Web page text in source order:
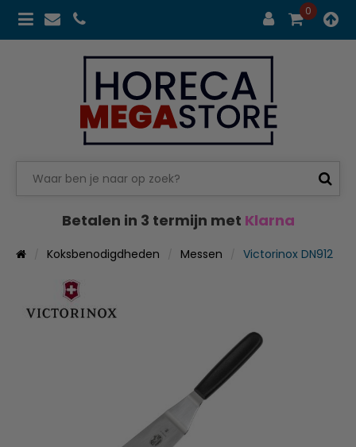
0
Betalen in 3 termijn met Klarna
Koksbenodigdheden Messen Victorinox DN912